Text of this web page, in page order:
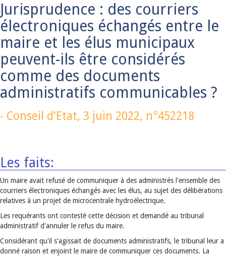
Jurisprudence : des courriers
électroniques échangés entre le
maire et les élus municipaux
peuvent-ils être considérés
comme des documents
administratifs communicables ?
- Conseil d'Etat, 3 juin 2022, n°452218
Les faits:
Un maire avait refusé de communiquer à des administrés l'ensemble des
courriers électroniques échangés avec les élus, au sujet des délibérations
relatives à un projet de microcentrale hydroélectrique.
Les requérants ont contesté cette décision et demandé au tribunal
administratif d'annuler le refus du maire.
Considérant qu'il s'agissait de documents administratifs, le tribunal leur a
donné raison et enjoint le maire de communiquer ces documents. La